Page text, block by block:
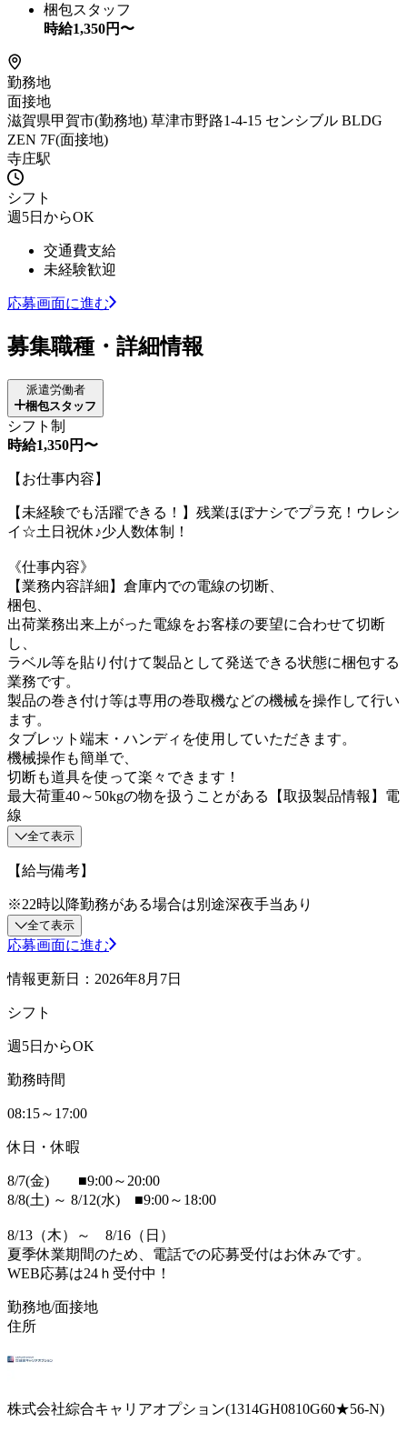
梱包スタッフ
時給1,350円〜
勤務地
面接地
滋賀県甲賀市(勤務地) 草津市野路1-4-15 センシブル BLDG
ZEN 7F(面接地)
寺庄駅
シフト
週5日からOK
交通費支給
未経験歓迎
応募画面に進む
募集職種・詳細情報
派遣労働者
梱包スタッフ
シフト制
時給1,350円〜
【お仕事内容】
【未経験でも活躍できる！】残業ほぼナシでプラ充！ウレシ
イ☆土日祝休♪少人数体制！
《仕事内容》
【業務内容詳細】倉庫内での電線の切断、
梱包、
出荷業務出来上がった電線をお客様の要望に合わせて切断
し、
ラベル等を貼り付けて製品として発送できる状態に梱包する
業務です。
製品の巻き付け等は専用の巻取機などの機械を操作して行い
ます。
タブレット端末・ハンディを使用していただきます。
機械操作も簡単で、
切断も道具を使って楽々できます！
最大荷重40～50kgの物を扱うことがある【取扱製品情報】電
線
全て表示
【給与備考】
※22時以降勤務がある場合は別途深夜手当あり
全て表示
応募画面に進む
情報更新日：2026年8月7日
シフト
週5日からOK
勤務時間
08:15～17:00
休日・休暇
8/7(金) ■9:00～20:00
8/8(土) ～ 8/12(水) ■9:00～18:00
8/13（木）～ 8/16（日）
夏季休業期間のため、電話での応募受付はお休みです。
WEB応募は24ｈ受付中！
勤務地/面接地
住所
株式会社綜合キャリアオプション(1314GH0810G60★56-N)